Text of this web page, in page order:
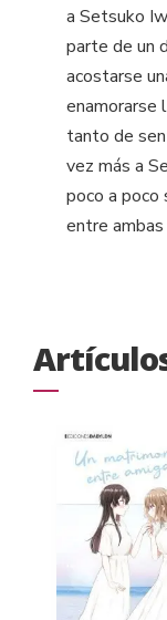
a Setsuko
parte de un
acostarse
enamorarse
tanto de
vez más a
poco a poco
entre ambas